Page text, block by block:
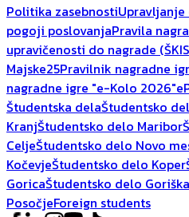
Politika zasebnosti
pogoji poslovanjaPravila
upravičenosti do nagrade
Majske25Pravilnik nagradne
nagradne igre "e-Kolo 2026"
Študentska delaŠtudentsko
KranjŠtudentsko delo Maribor
CeljeŠtudentsko delo Novo
KočevjeŠtudentsko delo Koper
GoricaŠtudentsko delo Goriška
PosočjeForeign students